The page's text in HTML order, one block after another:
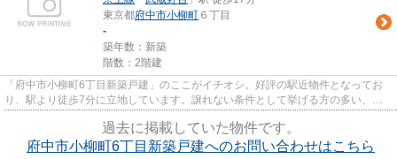
東京都府中市小柳町 ６丁目
-
築年数：新築
階数：2階建
「府中市小柳町6丁目新築戸建」のここがイチオシ。好評の駅近物件となってお
り、駅より徒歩7分に立地しています。譲れない条件として挙げる方の多い、新
過去に掲載していた物件です。
府中市小柳町6丁目新築戸建へのお問い合わせはこちら